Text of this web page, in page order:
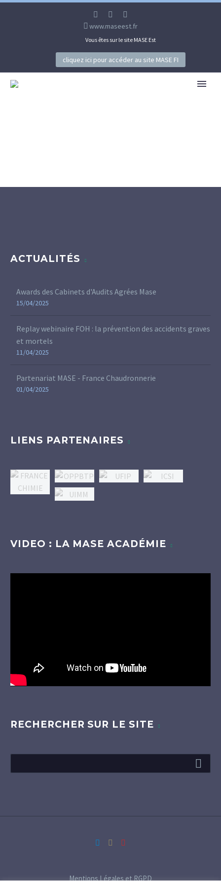
www.maseest.fr
Vous êtes sur le site MASE Est
cliquez ici pour accéder au site MASE FI
ACTUALITÉS
Awards des Cabinets d'Audits Agrées Mase
15/04/2025
Replay webinaire FOH : la prévention des accidents graves
et mortels
11/04/2025
Partenariat MASE - France Chaudronnerie
01/04/2025
LIENS PARTENAIRES
VIDEO : LA MASE ACADÉMIE
RECHERCHER SUR LE SITE
Mentions Légales et RGPD